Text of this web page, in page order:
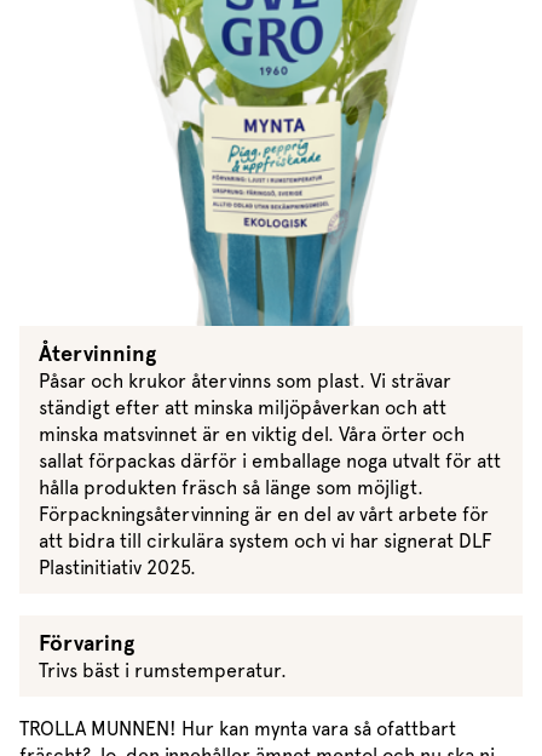
Marinad
Kryddsmör
Örtsalt & rub
Timjan
Oregano
Citronmeliss
Allt om sallat
Vårt sortiment
Våra färska örter
Vår sallat & gröna blad
För restaurang &
Fixa vinägretten
Dressingen gör salladen
Återvinning
Påsar och krukor återvinns som plast. Vi strävar
ständigt efter att minska miljöpåverkan och att
minska matsvinnet är en viktig del. Våra örter och
sallat förpackas därför i emballage noga utvalt för att
hålla produkten fräsch så länge som möjligt.
Förpackningsåtervinning är en del av vårt arbete för
att bidra till cirkulära system och vi har signerat DLF
Plastinitiativ 2025.
Förvaring
Trivs bäst i rumstemperatur.
TROLLA MUNNEN! Hur kan mynta vara så ofattbart